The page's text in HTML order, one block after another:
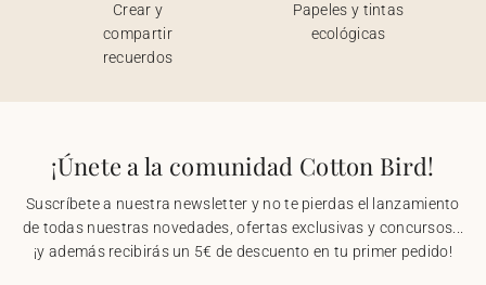
Crear y
compartir
recuerdos
Papeles y tintas
ecológicas
¡Únete a la comunidad Cotton Bird!
Suscríbete a nuestra newsletter y no te pierdas el lanzamiento
de todas nuestras novedades, ofertas exclusivas y concursos...
¡y además recibirás un 5€ de descuento en tu primer pedido!